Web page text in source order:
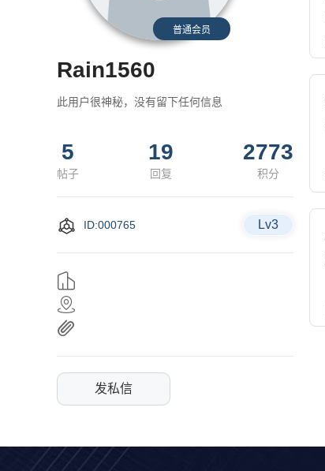
普通会员
Rain1560
此用户很神秘，没有留下任何信息
5
帖子
19
回复
2773
积分
ID:000765 Lv3
发私信